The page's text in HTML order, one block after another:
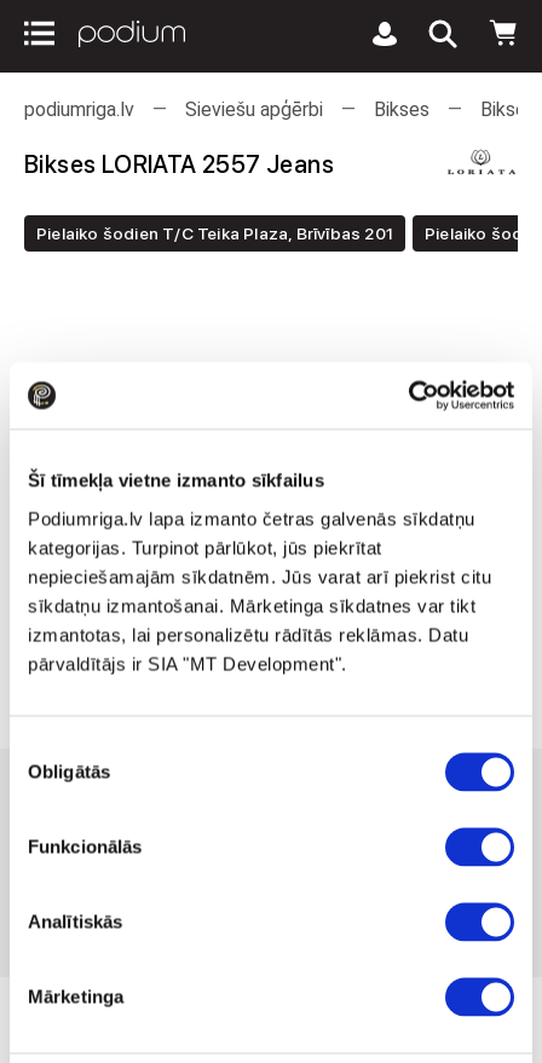
Šī tīmekļa vietne izmanto sīkfailus
Podiumriga.lv lapa izmanto četras galvenās sīkdatņu
kategorijas. Turpinot pārlūkot, jūs piekrītat
nepieciešamajām sīkdatnēm. Jūs varat arī piekrist citu
sīkdatņu izmantošanai. Mārketinga sīkdatnes var tikt
izmantotas, lai personalizētu rādītās reklāmas. Datu
pārvaldītājs ir SIA "MT Development".
izvēle
Obligātās
Funkcionālās
Analītiskās
Mārketinga
podiumriga.lv Sieviešu apģērbi Bikses Bikses
Bikses LORIATA 2557 Jeans
Pielaiko šodien T/C Teika Plaza, Brīvības 201 Pielaiko
75.00
Pieejamība:4 gab
Iekļaut salīdzināšanā Pievienot vēlmju sarakstam
no 15.05.2025. līdz kamēr prece ir krājumā